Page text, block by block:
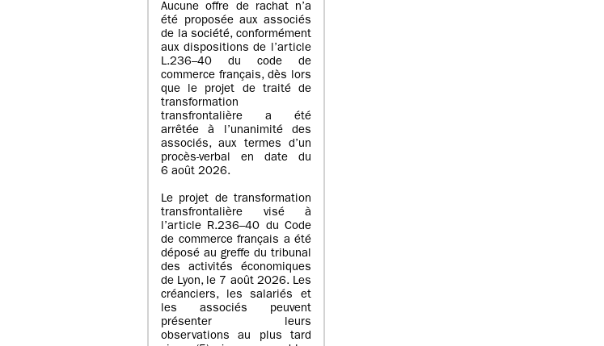
Aucune offre de rachat n’a
été proposée aux associés
de la société, conformément
aux dispositions de l’article
L.236–40 du code de
commerce français, dès lors
que le projet de traité de
transformation
transfrontalière a été
arrêtée à l’unanimité des
associés, aux termes d’un
procès-verbal en date du
6 août 2026.
Le projet de transformation
transfrontalière visé à
l’article R.236–40 du Code
de commerce français a été
déposé au greffe du tribunal
des activités économiques
de Lyon, le 7 août 2026. Les
créanciers, les salariés et
les associés peuvent
présenter leurs
observations au plus tard